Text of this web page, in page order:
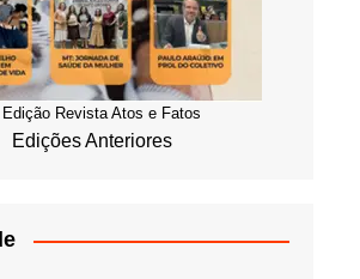
Edição Revista Atos e Fatos
Edições Anteriores